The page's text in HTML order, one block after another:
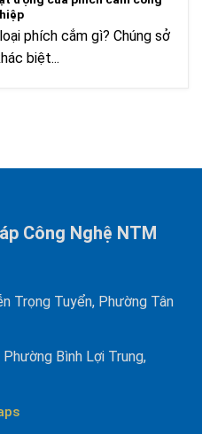
phích cắm gì? Chúng sở
biệt...
Công Nghệ NTM
Trọng Tuyển, Phường Tân
Phường Bình Lợi Trung,